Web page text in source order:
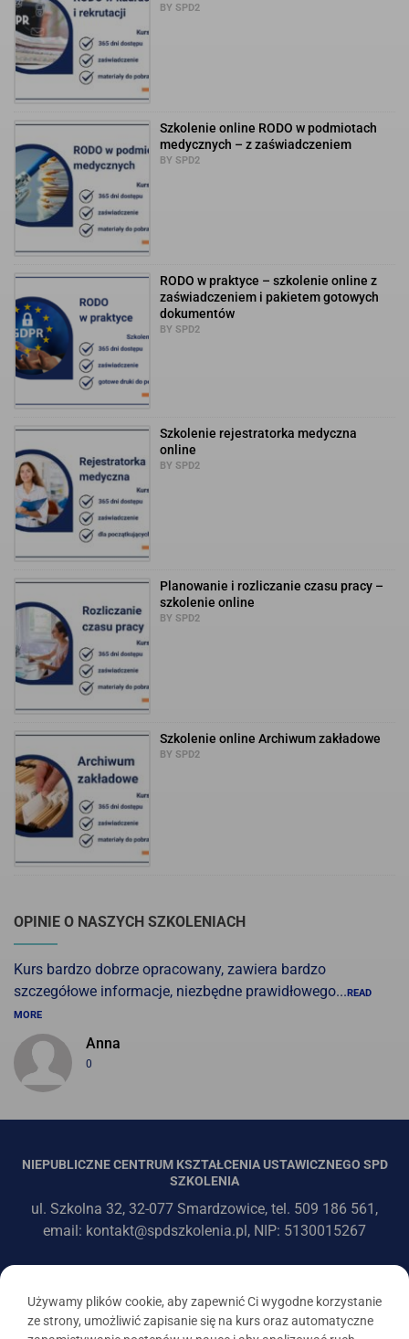
BY SPD2
Szkolenie online RODO w podmiotach
medycznych – z zaświadczeniem
BY SPD2
RODO w praktyce – szkolenie online z
zaświadczeniem i pakietem gotowych
dokumentów
BY SPD2
Szkolenie rejestratorka medyczna
online
BY SPD2
Planowanie i rozliczanie czasu pracy –
szkolenie online
BY SPD2
Szkolenie online Archiwum zakładowe
BY SPD2
OPINIE O NASZYCH SZKOLENIACH
Kurs bardzo dobrze opracowany, zawiera bardzo
szczegółowe informacje, niezbędne prawidłowego...READ
MORE
Anna
0
NIEPUBLICZNE CENTRUM KSZTAŁCENIA USTAWICZNEGO SPD
SZKOLENIA
ul. Szkolna 32, 32-077 Smardzowice, tel. 509 186 561,
email: kontakt@spdszkolenia.pl, NIP: 5130015267
Używamy plików cookie, aby zapewnić Ci wygodne korzystanie
ze strony, umożliwić zapisanie się na kurs oraz automatyczne